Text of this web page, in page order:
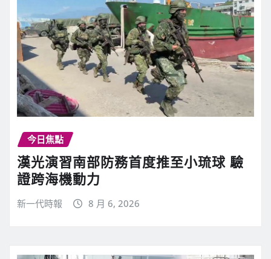
今日焦點
漢光演習南部防務首度推至小琉球 驗
證跨海機動力
新一代時報 8 月 6, 2026